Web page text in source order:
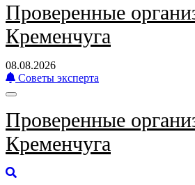
Проверенные
Кременчуга
08.08.2026
Советы эксперта
Проверенные
Кременчуга